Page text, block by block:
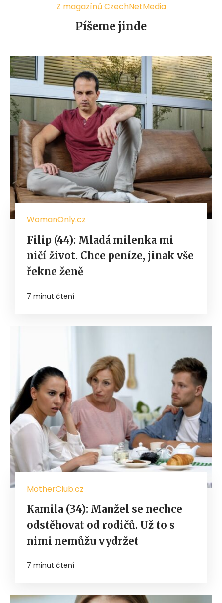
Z magazínů CzechNetMedia
Píšeme jinde
WomanOnly.cz
Filip (44): Mladá milenka mi
ničí život. Chce peníze, jinak vše
řekne ženě
7 minut čtení
MotherClub.cz
Kamila (34): Manžel se nechce
odstěhovat od rodičů. Už to s
nimi nemůžu vydržet
7 minut čtení